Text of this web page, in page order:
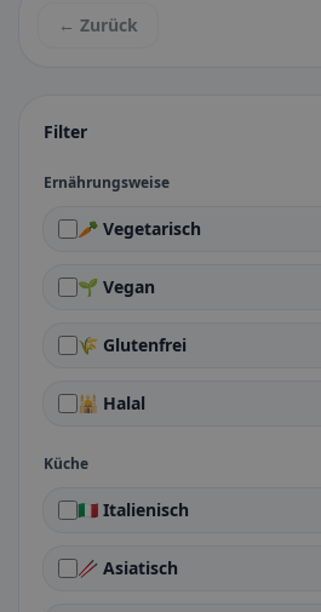
Filter
Ernährungsweise
🥕 Vegetarisch
🌱 Vegan
🌾 Glutenfrei
🕌 Halal
Küche
🇮🇹 Italienisch
🥢 Asiatisch
← Zurück